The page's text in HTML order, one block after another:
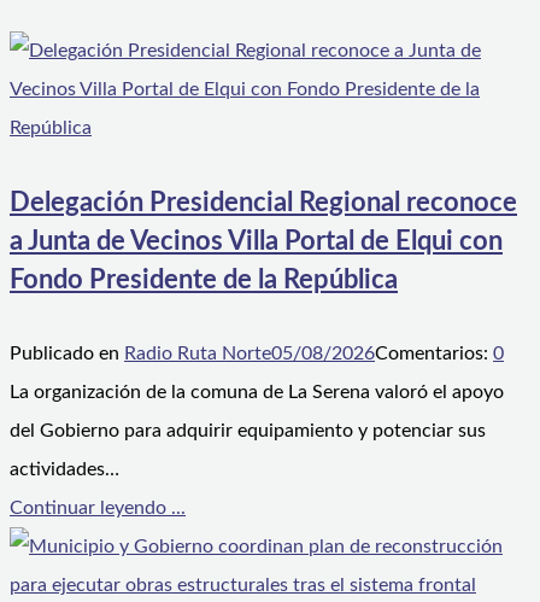
Delegación Presidencial Regional reconoce
a Junta de Vecinos Villa Portal de Elqui con
Fondo Presidente de la República
Publicado en Radio Ruta Norte05/08/2026Comentarios: 0
La organización de la comuna de La Serena valoró el apoyo
del Gobierno para adquirir equipamiento y potenciar sus
actividades…
Continuar leyendo ...